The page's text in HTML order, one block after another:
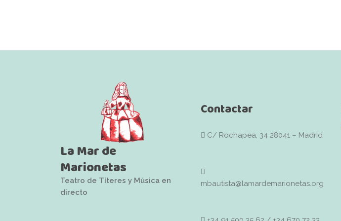
La Mar de
Marionetas
Teatro de Títeres y Música en
directo
Contactar
C/ Rochapea, 34 28041 – Madrid
mbautista@lamardemarionetas.org